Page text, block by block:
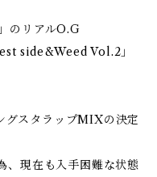
のリアルO.G
side&Weed Vol.2」
グスタラップMIXの決定
、現在も入手困難な状態